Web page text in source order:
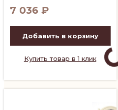
7 036 ₽
Добавить в корзину
Купить товар в 1 клик